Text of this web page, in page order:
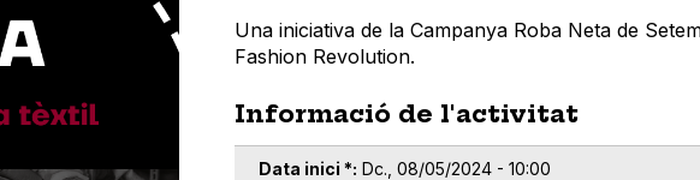
Una iniciativa de la Campanya Roba Neta de
Fashion Revolution.
Informació de l'activitat
Data inici * Dc., 08/05/2024 - 10:00